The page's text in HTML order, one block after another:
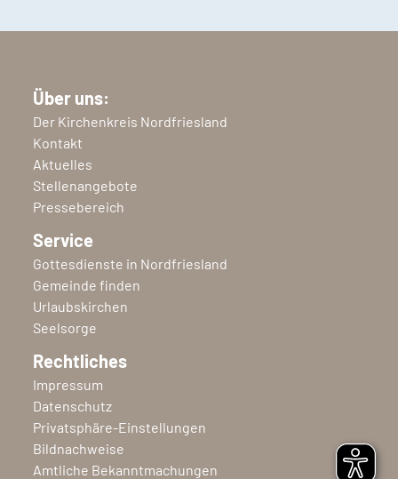
Über uns:
Der Kirchenkreis Nordfriesland
Kontakt
Aktuelles
Stellenangebote
Pressebereich
Service
Gottesdienste in Nordfriesland
Gemeinde finden
Urlaubskirchen
Seelsorge
Rechtliches
Impressum
Datenschutz
Privatsphäre-Einstellungen
Bildnachweise
Amtliche Bekanntmachungen